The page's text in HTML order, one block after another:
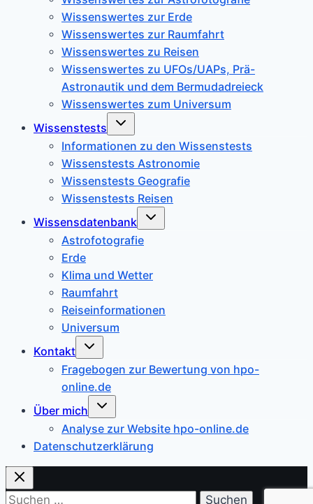
Wissenswertes zur Erde
Wissenswertes zur Raumfahrt
Wissenswertes zu Reisen
Wissenswertes zu UFOs/UAPs, Prä-
Astronautik und dem Bermudadreieck
Wissenswertes zum Universum
Wissenstests
Untermenü
Informationen zu den Wissenstests
Wissenstests Astronomie
Wissenstests Geografie
Wissenstests Reisen
Wissensdatenbank
Untermenü
Astrofotografie
Erde
Klima und Wetter
Raumfahrt
Reiseinformationen
Universum
Kontakt
Untermenü
Fragebogen zur Bewertung von hpo-
online.de
Über mich
Untermenü
Analyse zur Website hpo-online.de
Datenschutzerklärung
Suchen